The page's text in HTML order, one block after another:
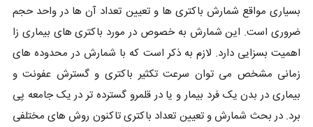
بسیاری مواقع شمارش باکتری ها و تعیین تعداد آن ها در واحد حجم
ضروری است. این شمارش به خصوص در مورد باکتری های بیماری زا
اهمیت بسزایی دارد. لازم به ذکر است که با شمارش در محدوده های
زمانی مشخص می توان سرعت تکثیر باکتری و گسترش عفونت و
بیماری در بدن یک فرد بیمار و یا در قلمرو گسترده تر در یک جامعه پی
برد. در بحث شمارش و تعیین تعداد باکتری تاکنون روش های مختلفی